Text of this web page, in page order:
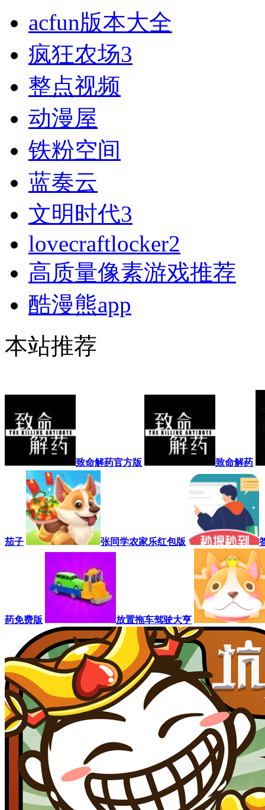
acfun版本大全
疯狂农场3
整点视频
动漫屋
铁粉空间
蓝奏云
文明时代3
lovecraftlocker2
高质量像素游戏推荐
酷漫熊app
本站推荐
致命解药官方版 致命解药
茄子 张同学农家乐红包版
药免费版 放置拖车驾驶大亨